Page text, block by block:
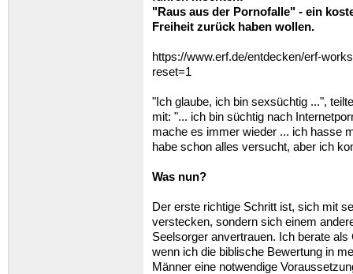
"Raus aus der Pornofalle" - ein
Freiheit zurück haben wollen.
https://www.erf.de/entdecken/erf-
reset=1
"Ich glaube, ich bin sexsüchtig ...",
mit: "... ich bin süchtig nach
mache es immer wieder ... ich hasse
habe schon alles versucht, aber ich
Was nun?
Der erste richtige Schritt ist, sich mit
verstecken, sondern sich einem
Seelsorger anvertrauen. Ich berate
wenn ich die biblische Bewertung in
Männer eine notwendige